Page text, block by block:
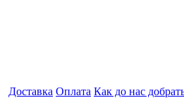
Доставка Оплата Как до нас